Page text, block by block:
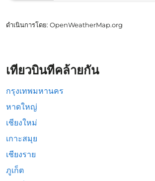
ดำเนินการโดย: OpenWeatherMap.org
เที่ยวบินที่คล้ายกัน
กรุงเทพมหานคร
หาดใหญ่
เชียงใหม่
เกาะสมุย
เชียงราย
ภูเก็ต